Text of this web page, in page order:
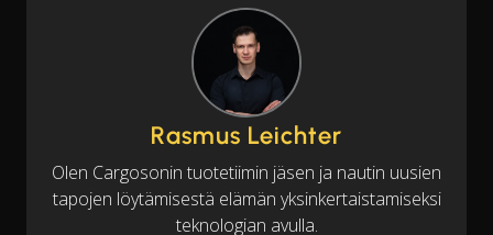
Rasmus Leichter
Olen Cargosonin tuotetiimin jäsen ja nautin uusien
tapojen löytämisestä elämän yksinkertaistamiseksi
teknologian avulla.